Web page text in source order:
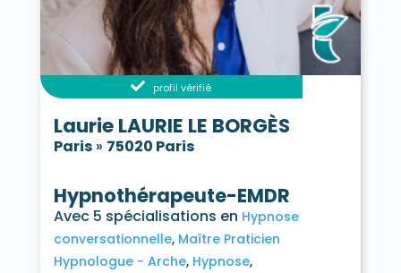
profil vérifié
Laurie LAURIE LE BORGÈS
Paris» 75020 Paris
Hypnothérapeute-EMDR
Avec 5 spécialisations en Hypnose
conversationnelle Maître Praticien
Hypnologue - Arche Hypnose